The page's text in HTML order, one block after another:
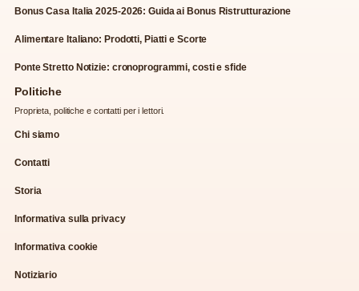
Bonus Casa Italia 2025-2026: Guida ai Bonus Ristrutturazione
Alimentare Italiano: Prodotti, Piatti e Scorte
Ponte Stretto Notizie: cronoprogrammi, costi e sfide
Politiche
Proprieta, politiche e contatti per i lettori.
Chi siamo
Contatti
Storia
Informativa sulla privacy
Informativa cookie
Notiziario